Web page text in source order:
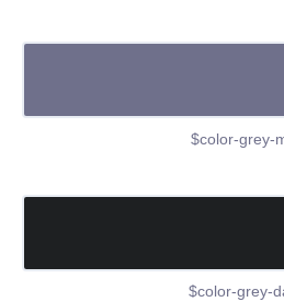
$color-grey-
$color-grey-